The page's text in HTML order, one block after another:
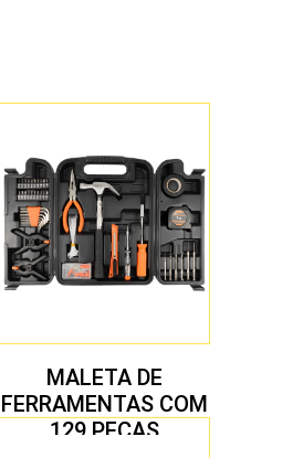
MALETA DE
FERRAMENTAS COM
129 PEÇAS